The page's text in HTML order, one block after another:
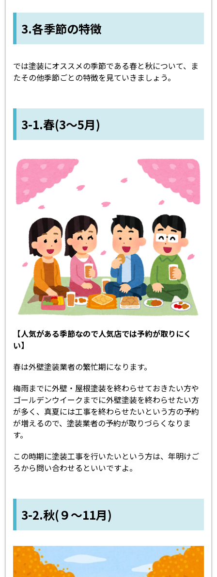
3.各季節の特徴
では塗装にオススメの季節である春と秋について、ま
たその他季節ごとの特徴を見ていきましょう。
3-1.春(3～5月)
【人気がある季節なので人気店では予約が取りにく
い】
春は外壁塗装業者の繁忙期になります。
梅雨までに外壁・屋根塗装を終わらせておきたい方や
ゴールデンウイークまでに外壁塗装を終わらせたい方
が多く、真夏には工事を終わらせたいという方の予約
が増えるので、塗装業者の予約が取りづらくなりま
す。
この時期に塗装工事を行いたいという方は、年明けご
ろから問い合わせるといいですよ。
3-2.秋(９～11月)